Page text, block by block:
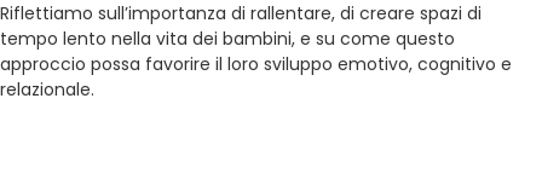
Riflettiamo sull’importanza di rallentare, di creare spazi di
tempo lento nella vita dei bambini, e su come questo
approccio possa favorire il loro sviluppo emotivo, cognitivo e
relazionale.